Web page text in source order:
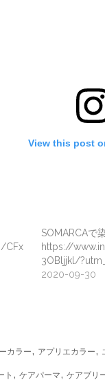
View this post
ンクの入りもいいと
#laguhair#美容院#美
CFx
SOMARCAで
https://
3OBljjkl/
2020-09-30
カラー, アプリエカラー,
ト , ケアパーマ, ケアブリ